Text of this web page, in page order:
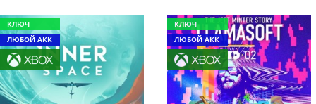
КЛЮЧ
ЛЮБОЙ АКК
КЛЮЧ
ЛЮБОЙ АКК